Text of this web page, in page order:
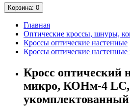
Корзина: 0
Главная
Оптические кроссы, шнуры,
Кроссы оптические настенные
Кроссы оптические настенные
Кросс оптический
микро, КОНм-4
укомплектованный